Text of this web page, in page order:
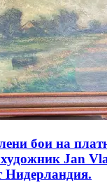
бои на
Jan
Нидерландия.